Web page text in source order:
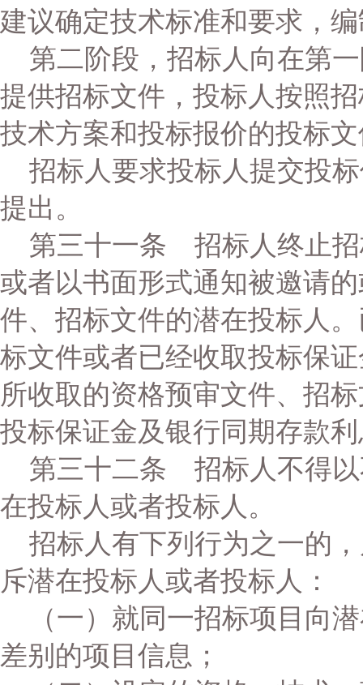
建议确定技术标准和要求，
第二阶段，招标人向在第
提供招标文件，投标人按照
技术方案和投标报价的投标
招标人要求投标人提交投
提出。
第三十一条 招标人终止招
或者以书面形式通知被邀请
件、招标文件的潜在投标人
标文件或者已经收取投标保
所收取的资格预审文件、招
投标保证金及银行同期存款
第三十二条 招标人不得以
在投标人或者投标人。
招标人有下列行为之一的
斥潜在投标人或者投标人：
（一）就同一招标项目向
差别的项目信息；